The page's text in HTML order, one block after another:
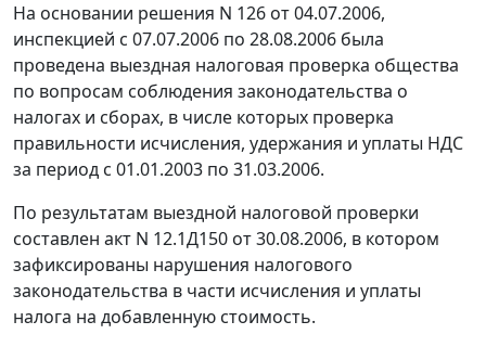
На основании решения N 126 от 04.07.2006,
инспекцией с 07.07.2006 по 28.08.2006 была
проведена выездная налоговая проверка общества
по вопросам соблюдения законодательства о
налогах и сборах, в числе которых проверка
правильности исчисления, удержания и уплаты НДС
за период с 01.01.2003 по 31.03.2006.
По результатам выездной налоговой проверки
составлен акт N 12.1Д150 от 30.08.2006, в котором
зафиксированы нарушения налогового
законодательства в части исчисления и уплаты
налога на добавленную стоимость.